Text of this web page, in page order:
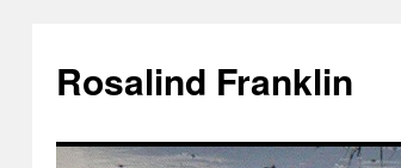
Rosalind Franklin